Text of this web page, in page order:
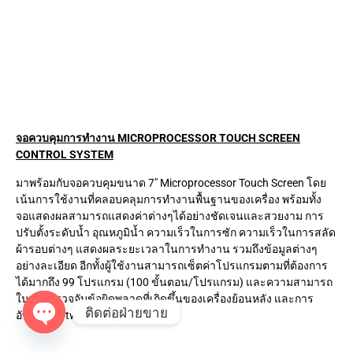
เน้นการใช้งานที่คลอบคลุมการทำงานพื้นฐานของเครื่อง พร้อมทั้ง
จอแสดงผลสามารถแสดงค่าต่างๆได้อย่างชัดเจนและสวยงาม การ
ปรับตั้งระดับน้ำ อุณหภูมิน้ำ ความเร็วในการซัก ความเร็วในการสลัด
ผ้ารอบต่างๆ แสดงผลระยะเวลาในการทำงาน รวมถึงข้อมูลต่างๆ
อย่างละเอียด อีกทั้งผู้ใช้งานสามารถเซ็ตค่าโปรแกรมตามที่ต้องการ
ได้มากถึง 99 โปรแกรม (100 ขั้นตอน/โปรแกรม) และความสามารถ
ในการตรวจจับข้อผิดพลาดที่เกิดขึ้นของเครื่องย้อนหลัง และการ
อัพเดท software ต่างๆอีกด้วย
ติดต่อฝ่ายขาย